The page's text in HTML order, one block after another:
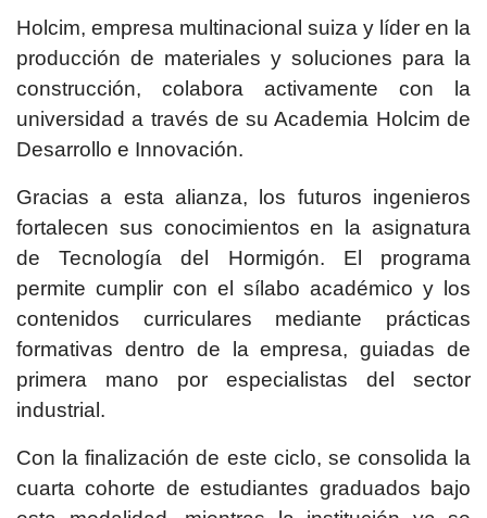
Holcim, empresa multinacional suiza y líder en la
producción de materiales y soluciones para la
construcción, colabora activamente con la
universidad a través de su Academia Holcim de
Desarrollo e Innovación.
Gracias a esta alianza, los futuros ingenieros
fortalecen sus conocimientos en la asignatura
de Tecnología del Hormigón. El programa
permite cumplir con el sílabo académico y los
contenidos curriculares mediante prácticas
formativas dentro de la empresa, guiadas de
primera mano por especialistas del sector
industrial.
Con la finalización de este ciclo, se consolida la
cuarta cohorte de estudiantes graduados bajo